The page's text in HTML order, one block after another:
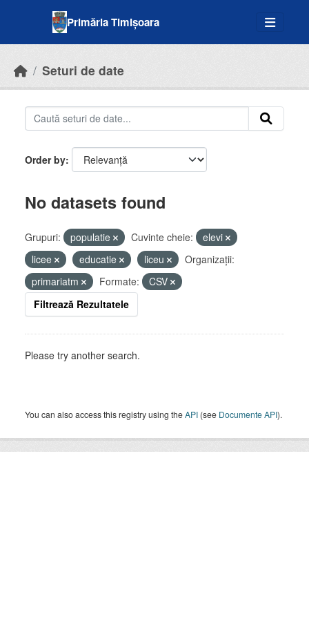
Primăria Timișoara
Seturi de date
Order by
No datasets found
Grupuri: populatie Cuvinte cheie:
elevi
licee
educatie liceu
Organizații:
primariatm
Formate:
CSV
Filtrează Rezultatele
Please try another search.
You can also access this registry using theAPI (see Documente API).